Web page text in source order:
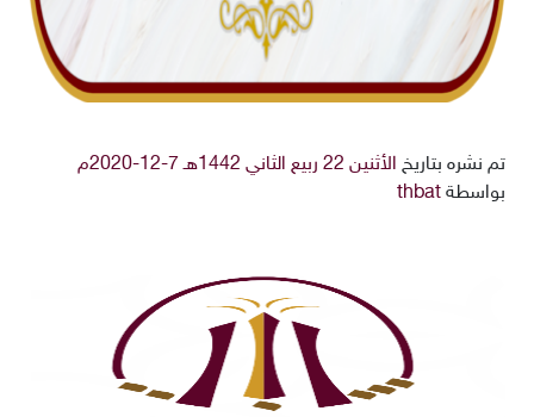
تم نشره بتاريخ الأثنين 22 ربيع الثاني 1442هـ 7-12-2020م
بواسطة thbat